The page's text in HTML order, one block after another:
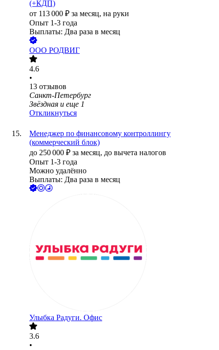
(+КДП)
от 113 000 ₽ за месяц, на руки
Опыт 1-3 года
Выплаты: Два раза в месяц
ООО РОДВИГ
4.6
•
13 отзывов
Санкт-Петербург
Звёздная и еще 1
Откликнуться
Менеджер по финансовому контроллингу
(коммерческий блок)
до 250 000 ₽ за месяц, до вычета налогов
Опыт 1-3 года
Можно удалённо
Выплаты: Два раза в месяц
Улыбка Радуги. Офис
3.6
•